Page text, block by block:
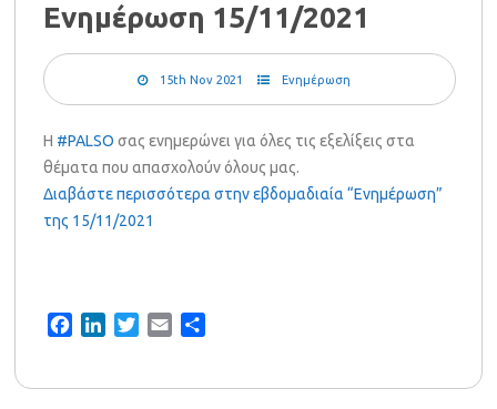
Ενημέρωση 15/11/2021
15th Nov 2021 Ενημέρωση
Η #PALSO σας ενημερώνει για όλες τις εξελίξεις στα
θέματα που απασχολούν όλους μας.
Διαβάστε περισσότερα στην εβδομαδιαία “Ενημέρωση”
της 15/11/2021
FacebookLinkedInTwitterEmail